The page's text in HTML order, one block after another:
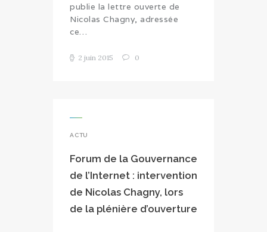
publie la lettre ouverte de
Nicolas Chagny, adressée
ce…
2 juin 2015 0
ACTU
Forum de la Gouvernance
de l’Internet : intervention
de Nicolas Chagny, lors
de la plénière d’ouverture